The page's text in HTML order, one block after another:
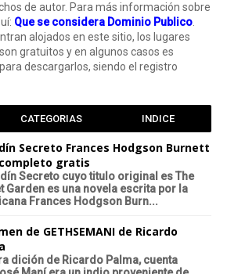
de autor. Para más información sobre
Que se considera Dominio Publico
alojados en este sitio, los lugares
gratuitos y en algunos casos es
descargarlos, siendo el registro
CATEGORIAS INDICE
Secreto Frances Hodgson Burnett
gratis
Secreto cuyo titulo original es The
Garden es una novela escrita por la
Frances Hodgson Burn...
de GETHSEMANI de Ricardo
dición de Ricardo Palma, cuenta